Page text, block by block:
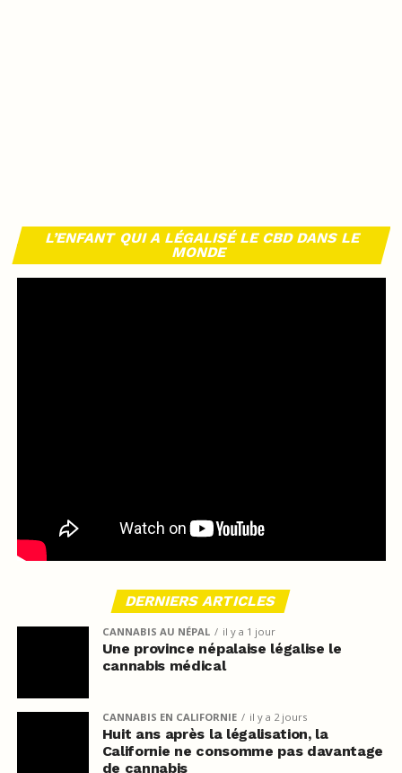
L’ENFANT QUI A LÉGALISÉ LE CBD DANS LE
MONDE
DERNIERS ARTICLES
CANNABIS AU NÉPAL il y a 1 jour
Une province népalaise légalise le
cannabis médical
CANNABIS EN CALIFORNIE il y a 2 jours
Huit ans après la légalisation, la
Californie ne consomme pas davantage
de cannabis